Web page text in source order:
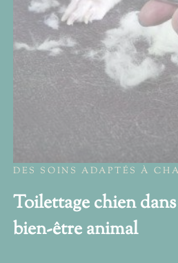
DES SOINS ADAPTÉS À
Toilettage chien
bien-être animal